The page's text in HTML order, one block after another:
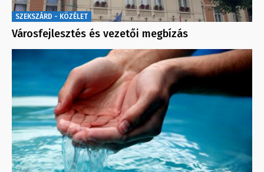
SZEKSZÁRD - KÖZÉLET
Városfejlesztés és vezetői megbízás